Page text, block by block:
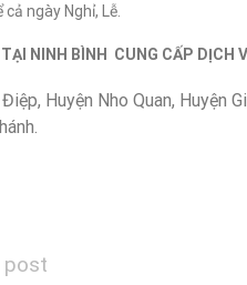
ngày Nghỉ, Lễ.
NINH BÌNH CUNG CẤP DỊCH
Huyện Nho Quan, Huyện
post